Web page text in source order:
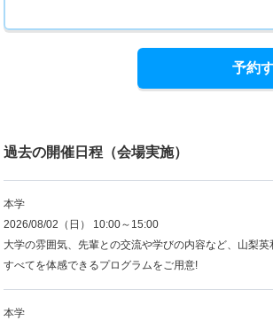
予約
過去の開催日程（会場実施）
本学
2026/08/02（日） 10:00～15:00
大学の雰囲気、先輩との交流や学びの内容など、山梨英
すべてを体感できるプログラムをご用意!
本学